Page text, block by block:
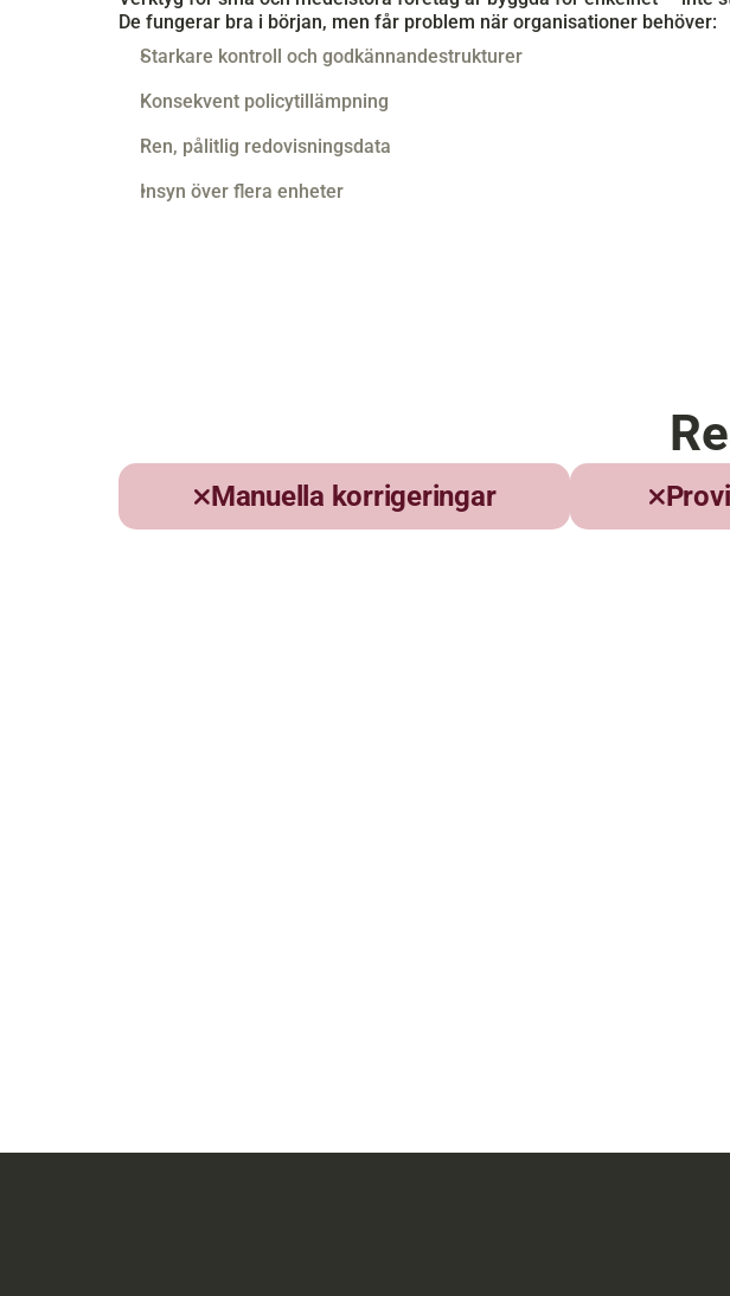
De fungerar bra i början, men får problem när organisationer behöver:
Starkare kontroll och godkännandestrukturer
Konsekvent policytillämpning
Ren, pålitlig redovisningsdata
Insyn över flera enheter
Manuella korrigeringar